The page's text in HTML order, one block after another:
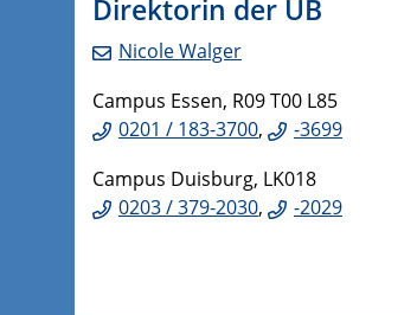
Direktorin der UB
Nicole Walger
Campus Essen, R09 T00 L85
0201 / 183-3700,
-3699
Campus Duisburg, LK018
0203 / 379-2030, -2029